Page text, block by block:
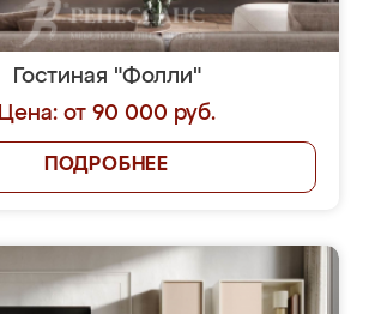
Гостиная "Фолли"
Цена: от 90 000 руб.
ПОДРОБНЕЕ